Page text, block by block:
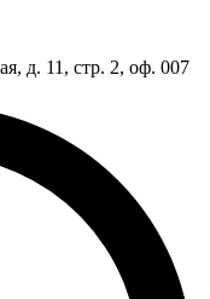
д. 11, стр. 2, оф. 007